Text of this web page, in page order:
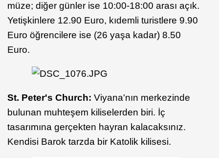
müze; diğer günler ise 10:00-18:00 arası açık.
Yetişkinlere 12.90 Euro, kıdemli turistlere 9.90
Euro öğrencilere ise (26 yaşa kadar) 8.50
Euro.
St. Peter's Church: Viyana'nın merkezinde
bulunan muhteşem kiliselerden biri. İç
tasarımına gerçekten hayran kalacaksınız.
Kendisi Barok tarzda bir Katolik kilisesi.